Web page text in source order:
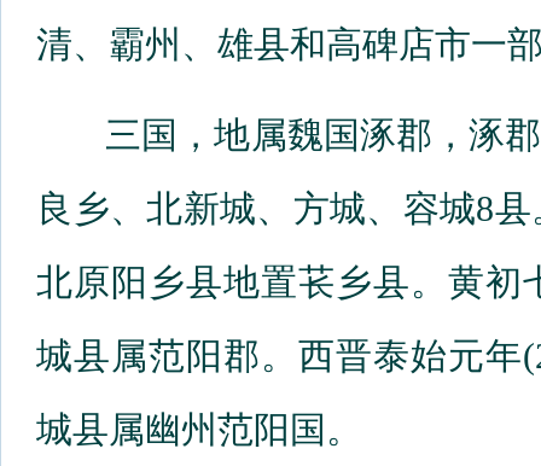
清、霸州、雄县和高碑店市一
三国，地属魏国涿郡，涿郡
良乡、北新城、方城、容城8
北原阳乡县地置苌乡县。黄初
城县属范阳郡。西晋泰始元年
城县属幽州范阳国。